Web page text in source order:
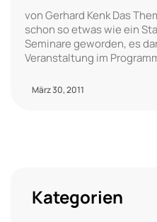
von Gerhard Kenk Das
schon so etwas wie ein
Seminare geworden, es
Veranstaltung im
März 30, 2011
Kategorien